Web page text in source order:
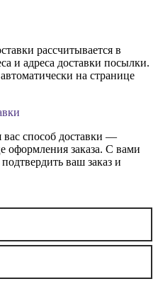
рассчитывается в
и адреса доставки посылки.
на странице
способ доставки —
оформления заказа. С вами
ваш заказ и